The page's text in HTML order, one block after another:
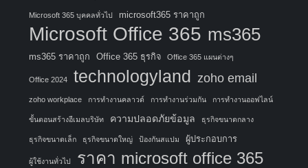
Microsoft 365 บุคคลทั่วไป microsoft365 ราคาถูก
Microsoft Office 365 ms365
ms365 ราคาถูก Office 365 ธุรกิจ Office 365 แผนต่างๆ
Office 2024 technologyland zoho email
zoho workplace การทำงานคลาวด์ การทำงานร่วมกัน การทำงานออฟไลน์
ขั้นตอนสร้างอีเมลบริษัท ความปลอดภัยข้อมูล ธุรกิจขนาดกลาง
ธุรกิจขนาดเล็ก ธุรกิจขนาดใหญ่ ป้องกันสแปม ผู้ประกอบการ
ผู้ใช้งานทั่วไป ราคา microsoft office 365